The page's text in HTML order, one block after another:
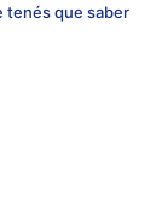
tenés que saber